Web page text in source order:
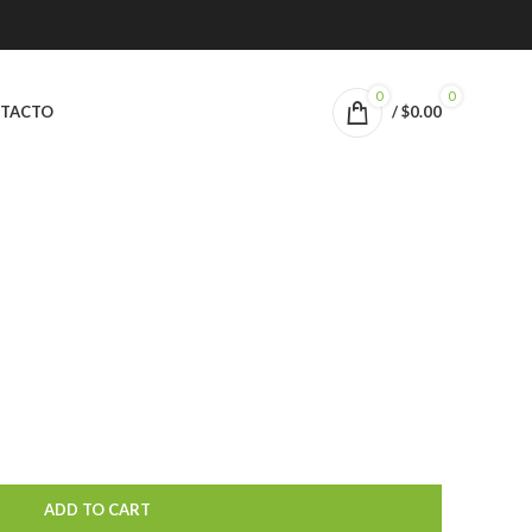
0 0
/$0.00
ADD TO CART